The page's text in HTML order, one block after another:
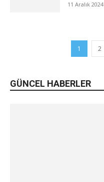
11 Aralık 2024
1 2
GÜNCEL HABERLER